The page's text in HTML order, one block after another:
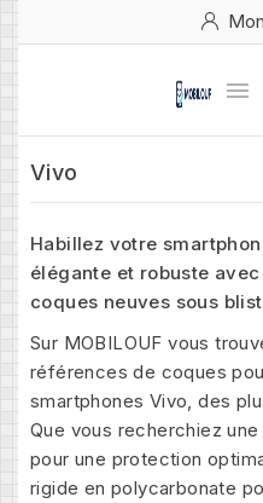

Vivo
Habillez votre
élégante et robuste
coques neuves sous
Sur MOBILOUF vous
références de coques
smartphones Vivo, des
Que vous recherchiez
pour une protection
rigide en polycarbonate